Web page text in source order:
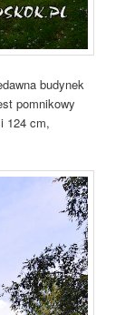
budynek
pomnikowy
124 cm,